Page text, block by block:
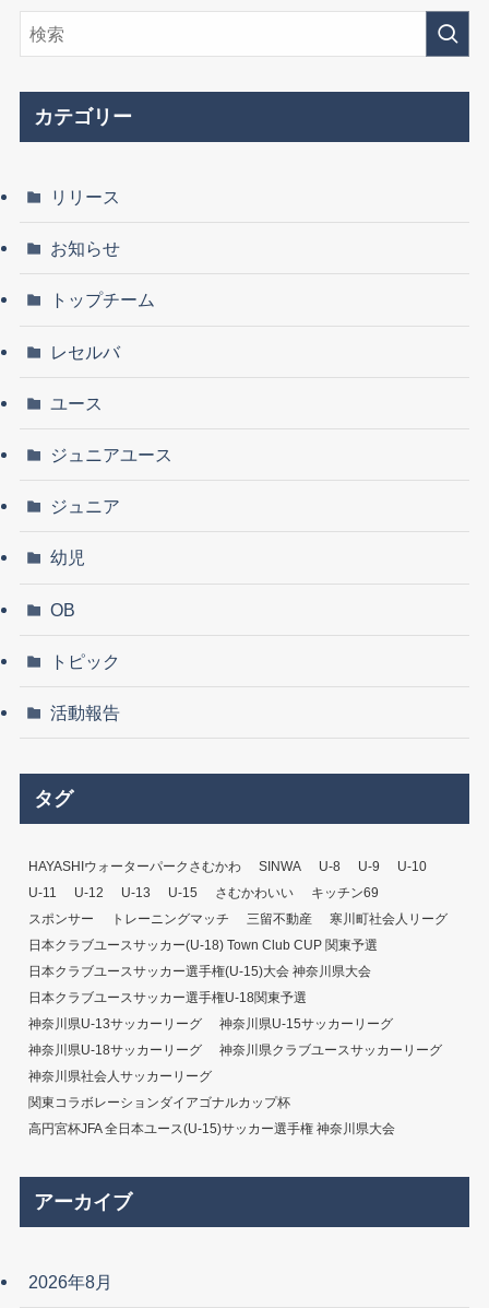
カテゴリー
リリース
お知らせ
トップチーム
レセルバ
ユース
ジュニアユース
ジュニア
幼児
OB
トピック
活動報告
タグ
HAYASHIウォーターパークさむかわ SINWA U-8 U-9
U-10
U-11
U-12 U-13 U-15 さむかわいい
キッチン69
スポンサー
トレーニングマッチ 三留不動産
寒川町社会人リーグ
日本クラブユースサッカー(U-18) Town Club CUP 関東予選
日本クラブユースサッカー選手権(U-15)大会 神奈川県大会
日本クラブユースサッカー選手権U-18関東予選
神奈川県U-13サッカーリーグ
神奈川県U-15サッカーリーグ
神奈川県U-18サッカーリーグ
神奈川県クラブユースサッカーリーグ
神奈川県社会人サッカーリーグ
関東コラボレーションダイアゴナルカップ杯
高円宮杯JFA 全日本ユース(U-15)サッカー選手権 神奈川県大会
アーカイブ
2026年8月